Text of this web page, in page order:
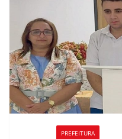
PREFEITURA